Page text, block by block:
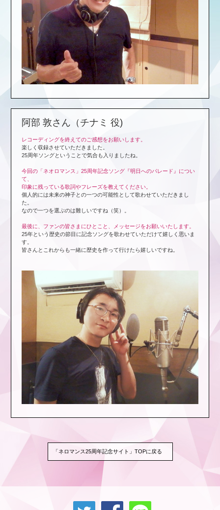
阿部 敦さん（チナミ 役)
レコーディングを終えてのご感想をお願いします。
楽しく収録させていただきました。
25周年ソングということで気合も入りましたね。
今回の「ネオロマンス」25周年記念ソング『明日へのパレード』につい
て、
印象に残っている歌詞やフレーズを教えてください。
個人的には未来の神子との一つの可能性として歌わせていただきまし
た。
なので一つを選ぶのは難しいですね（笑）。
最後に、ファンの皆さまにひとこと、メッセージをお願いいたします。
25年という歴史の節目に記念ソングを歌わせていただけて嬉しく思いま
す。
皆さんとこれからも一緒に歴史を作って行けたら嬉しいですね。
「ネロマンス25周年記念サイト」TOPに戻る